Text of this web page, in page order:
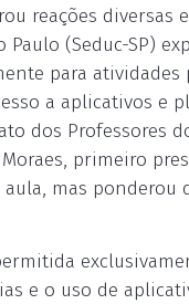
reações diversas
(Seduc-SP)
para atividades
a aplicativos e
dos Professores
primeiro
mas ponderou
e o uso de